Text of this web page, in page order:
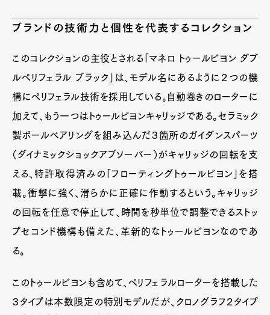
ブランドの技術力と個性を代表するコレクション
このコレクションの主役とされる「マネロ トゥールビヨン ダブ
ルペリフェラル ブラック」は、モデル名にあるように２つの機
構にペリフェラル技術を採用している。自動巻きのローターに
加えて、もう一つはトゥールビヨンキャリッジである。セラミック
製ボールベアリングを組み込んだ３箇所のガイダンスパーツ
（ダイナミックショックアブソーバー）がキャリッジの回転を支
える、特許取得済みの「フローティングトゥールビヨン」を搭
載。衝撃に強く、滑らかに正確に作動するという。キャリッジ
の回転を任意で停止して、時間を秒単位で調整できるストッ
プセコンド機構も備えた、革新的なトゥールビヨンなのであ
る。
このトゥールビヨンも含めて、ペリフェラルローターを搭載した
３タイプは本数限定の特別モデルだが、クロノグラフ２タイプ